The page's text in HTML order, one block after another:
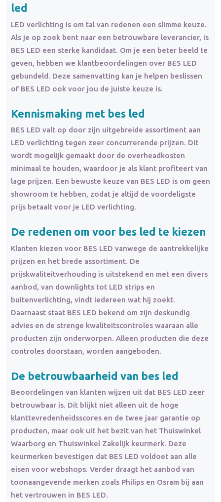
led
LED verlichting is om tal van redenen een slimme keuze.
Als je op zoek bent naar een betrouwbare leverancier, is
BES LED een sterke kandidaat. Om je een beter beeld te
geven, hebben we klantbeoordelingen over BES LED
gebundeld. Deze samenvatting kan je helpen beslissen
of BES LED ook voor jou de juiste keuze is.
Kennismaking met bes led
BES LED valt op door zijn uitgebreide assortiment aan
LED verlichting tegen zeer concurrerende prijzen. Dit
wordt mogelijk gemaakt door de overheadkosten
minimaal te houden, waardoor je als klant profiteert van
lage prijzen. Een bewuste keuze van BES LED is om geen
showroom te hebben, zodat je altijd de voordeligste
prijs betaalt voor je LED verlichting.
De redenen om voor bes led te kiezen
Klanten kiezen voor BES LED vanwege de aantrekkelijke
prijzen en het brede assortiment. De
prijskwaliteitverhouding is uitstekend en met een divers
aanbod, van downlights tot LED strips en
buitenverlichting, vindt iedereen wat hij zoekt.
Daarnaast staat BES LED bekend om zijn deskundig
advies en de strenge kwaliteitscontroles waaraan alle
producten zijn onderworpen. Alleen producten die deze
controles doorstaan, worden aangeboden.
De betrouwbaarheid van bes led
Beoordelingen van klanten wijzen uit dat BES LED zeer
betrouwbaar is. Dit blijkt niet alleen uit de hoge
klanttevredenheidsscores en de twee jaar garantie op
producten, maar ook uit het bezit van het Thuiswinkel
Waarborg en Thuiswinkel Zakelijk keurmerk. Deze
keurmerken bevestigen dat BES LED voldoet aan alle
eisen voor webshops. Verder draagt het aanbod van
toonaangevende merken zoals Philips en Osram bij aan
het vertrouwen in BES LED.